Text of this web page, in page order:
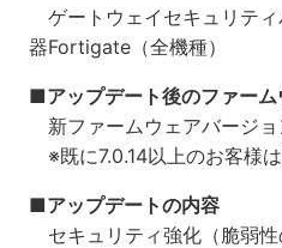
ゲートウェイセキュリテ
器Fortigate（全機種）
■アップデート後のファー
新ファームウェアバージョ
※既に7.0.14以上のお客様は
■アップデートの内容
セキュリティ強化（脆弱